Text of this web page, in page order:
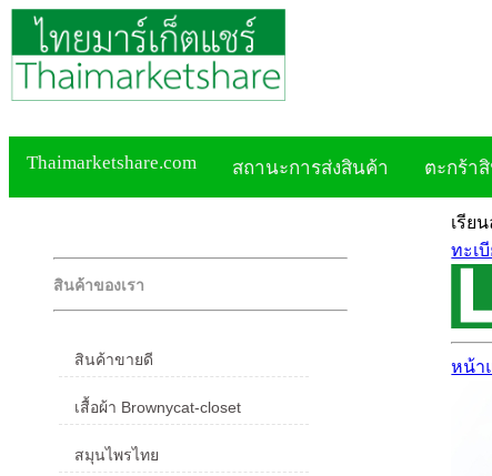
Thaimarketshare.com สถานะการส่งสินค้า ตะกร้า
สินค้าของเรา
สินค้าขายดี
เสื้อผ้า Brownycat-closet
สมุนไพรไทย
เรีย
ทะเ
หน้า